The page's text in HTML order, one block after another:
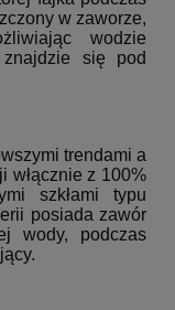
w zaworze,
wodzie
się pod
trendami a
włącznie z 100%
szkłami typu
posiada zawór
wody, podczas